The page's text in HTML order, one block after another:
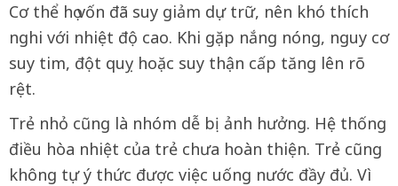
Cơ thể họ vốn đã suy giảm dự trữ, nên khó thích
nghi với nhiệt độ cao. Khi gặp nắng nóng, nguy cơ
suy tim, đột quỵ hoặc suy thận cấp tăng lên rõ
rệt.
Trẻ nhỏ cũng là nhóm dễ bị ảnh hưởng. Hệ thống
điều hòa nhiệt của trẻ chưa hoàn thiện. Trẻ cũng
không tự ý thức được việc uống nước đầy đủ. Vì